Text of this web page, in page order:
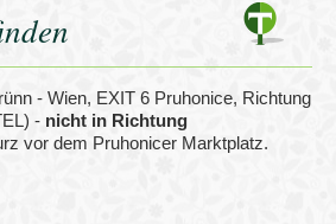
- Wien, EXIT 6 Pruhonice, Richtung
- nicht in Richtung
vor dem Pruhonicer Marktplatz.